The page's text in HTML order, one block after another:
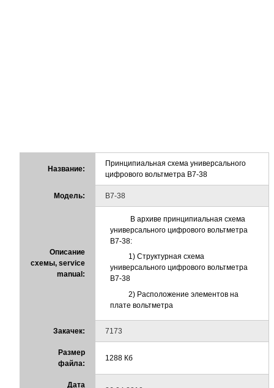
Название:
Принципиальная схема универсального
цифрового вольтметра В7-38
Модель: В7-38
Описание
схемы, service
manual:
В архиве принципиальная схема
универсального цифрового вольтметра
В7-38:
1) Структурная схема
универсального цифрового вольтметра
В7-38
2) Расположение элементов на
плате вольтметра
Закачек: 7173
Размер
файла:
1288 Кб
Дата